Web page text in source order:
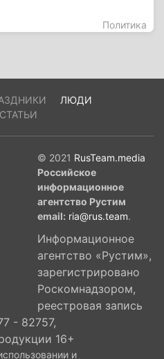
Политика
ЛЮДИ
СТАТЬИ
© 2021 RusTeam.media
Российское
информационное
агентство Рустим
email: ria@rus.team.
Информационное
агентство «Рустим»,
зарегистрировано
Роскомнадзором,
реестровая запись
- 82757,
16+
и